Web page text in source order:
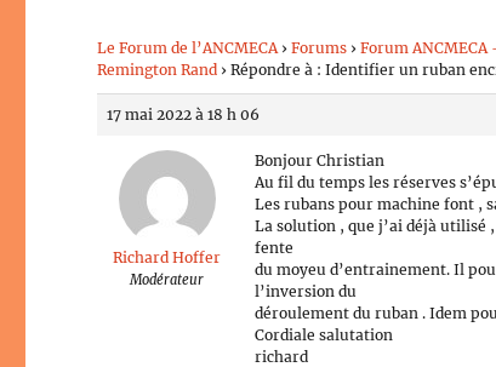
Le Forum de l’ANCMECA › Forums › Forum ANCMECA
Remington Rand › Répondre à : Identifier un ruban
17 mai 2022 à 18 h 06
Richard Hoffer
Modérateur
Bonjour Christian
Au fil du temps les réserves
Les rubans pour machine font ,
La solution , que j’ai déjà utilisé
fente
du moyeu d’entrainement. Il
l’inversion du
déroulement du ruban . Idem
Cordiale salutation
richard